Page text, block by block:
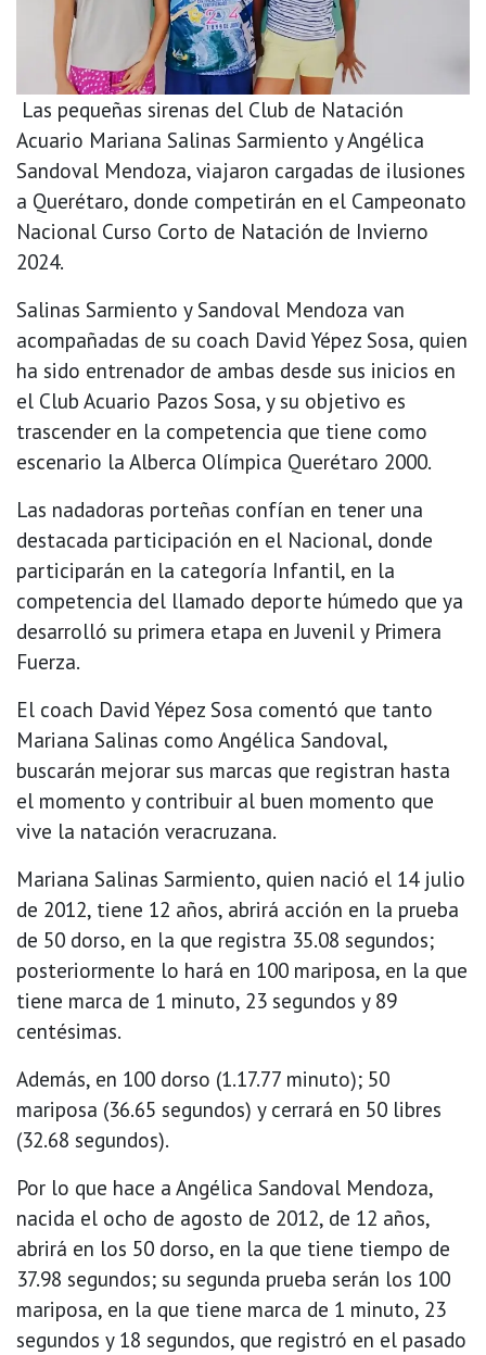
Las pequeñas sirenas del Club de Natación
Acuario Mariana Salinas Sarmiento y Angélica
Sandoval Mendoza, viajaron cargadas de ilusiones
a Querétaro, donde competirán en el Campeonato
Nacional Curso Corto de Natación de Invierno
2024.
Salinas Sarmiento y Sandoval Mendoza van
acompañadas de su coach David Yépez Sosa, quien
ha sido entrenador de ambas desde sus inicios en
el Club Acuario Pazos Sosa, y su objetivo es
trascender en la competencia que tiene como
escenario la Alberca Olímpica Querétaro 2000.
Las nadadoras porteñas confían en tener una
destacada participación en el Nacional, donde
participarán en la categoría Infantil, en la
competencia del llamado deporte húmedo que ya
desarrolló su primera etapa en Juvenil y Primera
Fuerza.
El coach David Yépez Sosa comentó que tanto
Mariana Salinas como Angélica Sandoval,
buscarán mejorar sus marcas que registran hasta
el momento y contribuir al buen momento que
vive la natación veracruzana.
Mariana Salinas Sarmiento, quien nació el 14 julio
de 2012, tiene 12 años, abrirá acción en la prueba
de 50 dorso, en la que registra 35.08 segundos;
posteriormente lo hará en 100 mariposa, en la que
tiene marca de 1 minuto, 23 segundos y 89
centésimas.
Además, en 100 dorso (1.17.77 minuto); 50
mariposa (36.65 segundos) y cerrará en 50 libres
(32.68 segundos).
Por lo que hace a Angélica Sandoval Mendoza,
nacida el ocho de agosto de 2012, de 12 años,
abrirá en los 50 dorso, en la que tiene tiempo de
37.98 segundos; su segunda prueba serán los 100
mariposa, en la que tiene marca de 1 minuto, 23
segundos y 18 segundos, que registró en el pasado